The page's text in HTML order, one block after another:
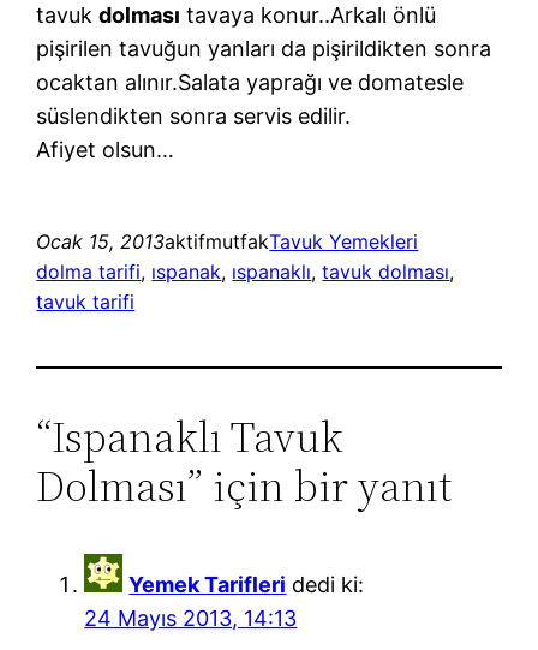
tavukdolması tavaya konur..Arkalı önlü
pişirilen tavuğun yanları da pişirildikten sonra
ocaktan alınır.Salata yaprağı ve domatesle
süslendikten sonra servis edilir.
Afiyet olsun…
Ocak 15, 2013aktifmutfakTavuk Yemekleri
dolma tarifi, ıspanak, ıspanaklı, tavuk dolması
tavuk tarifi
“Ispanaklı Tavuk
Dolması” için bir yanıt
Yemek Tarifleri dedi ki:
24 Mayıs 2013, 14:13